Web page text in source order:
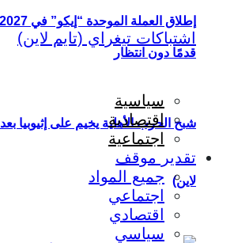
شبح الحرب الأهلية يخيم على إثيوبيا
لاين)
قدمًا دون انتظار
سياسية
اقتصادية
اجتماعية
تقدير موقف
جميع المواد
اجتماعي
اقتصادي
سياسي